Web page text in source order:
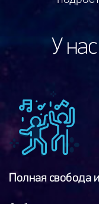
У
Полная свобода